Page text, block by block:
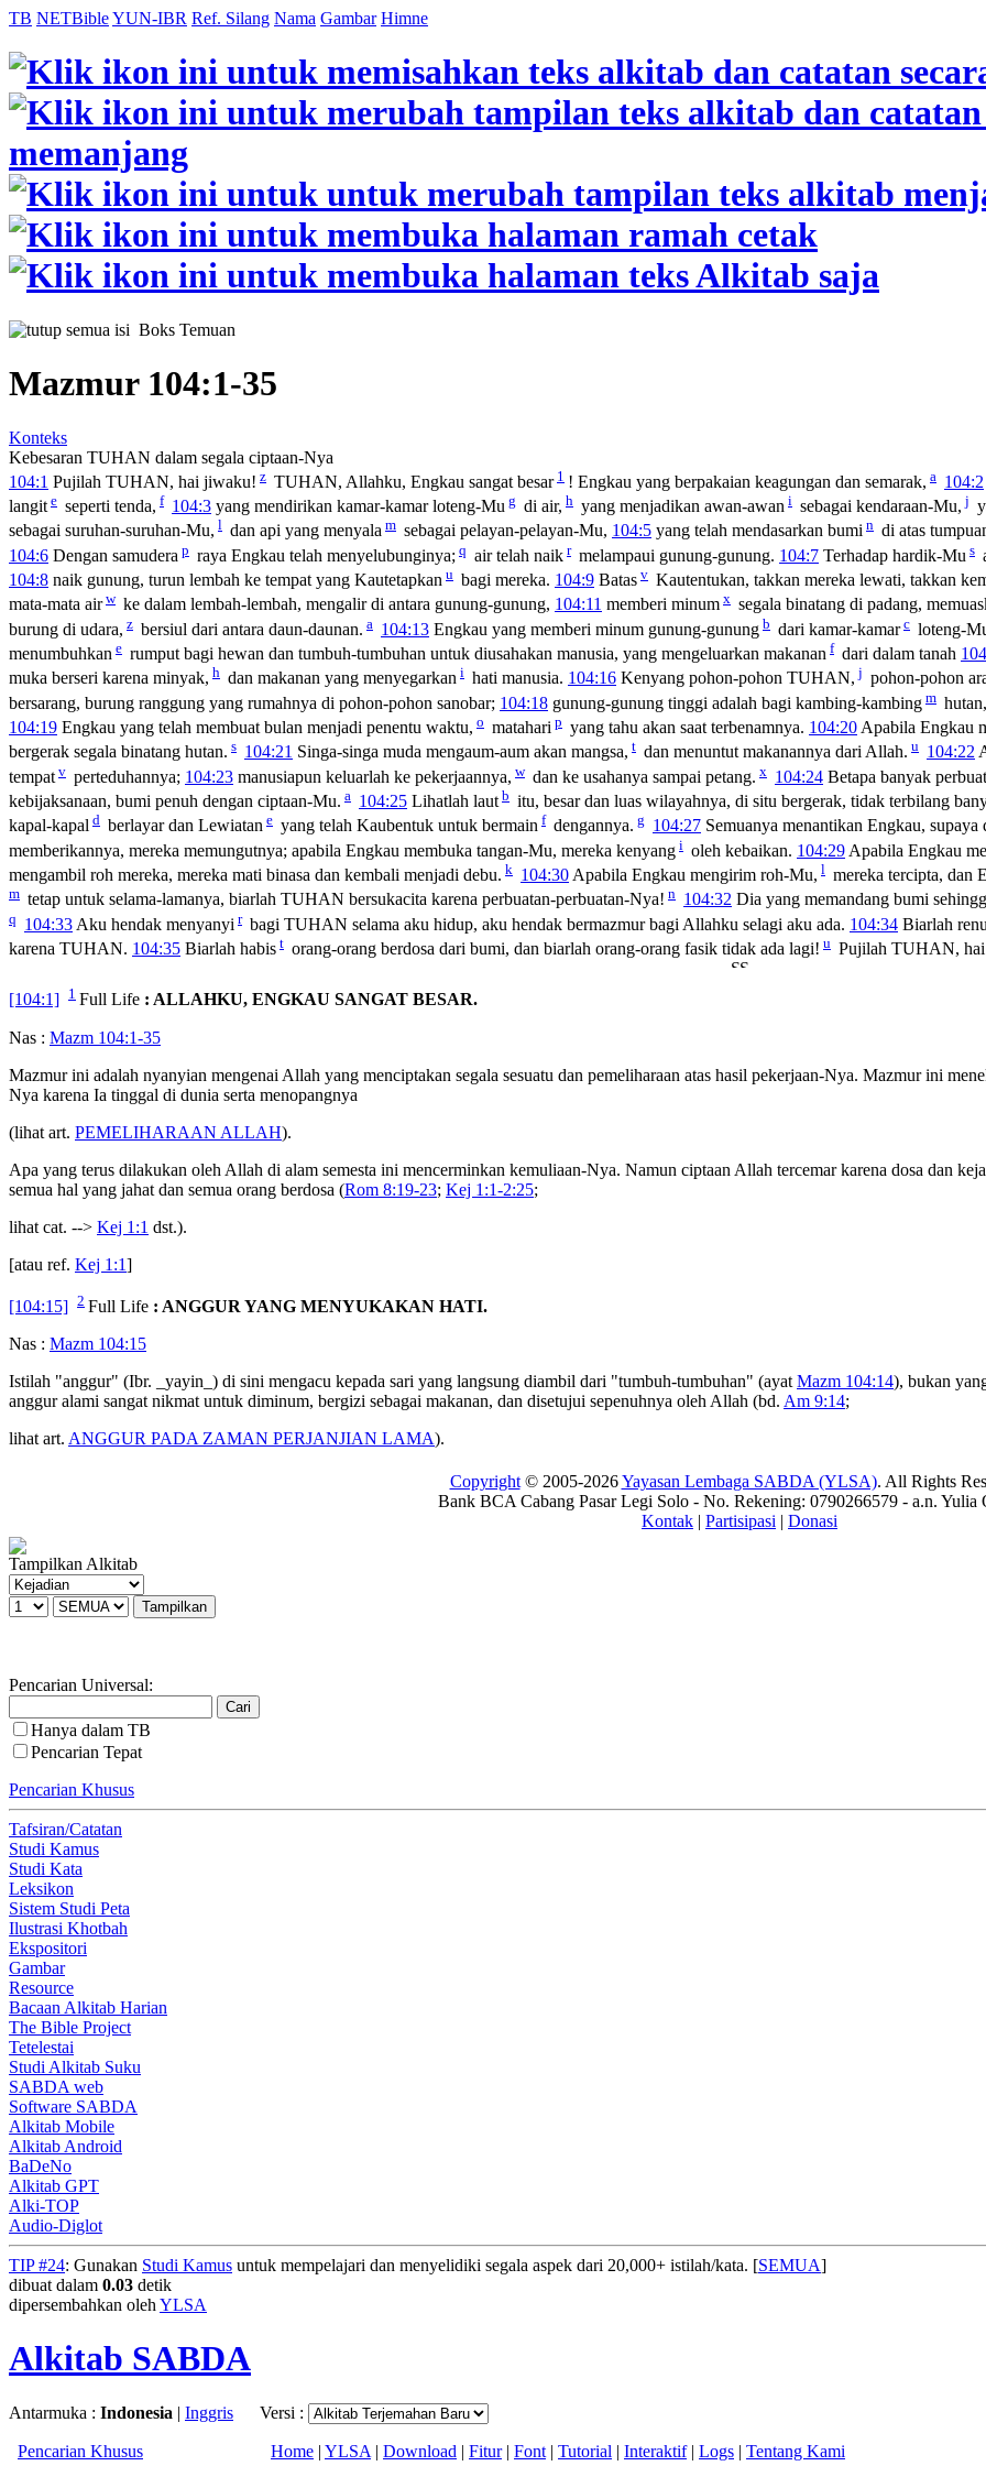
TB NETBibleYUN-IBR Ref. Silang Nama Gambar Himne
Boks Temuan
Mazmur 104:1-35
Konteks
Kebesaran TUHAN dalam segala ciptaan-Nya
104:1 Pujilah TUHAN, hai jiwaku! z TUHAN, Allahku, Engkau sangat besar 1 ! Engkau yang berpakaian keagungan dan semarak, a 104:2
langit e seperti tenda, f 104:3 yang mendirikan kamar-kamar loteng-Mu g di air, h yang menjadikan awan-awan i sebagai kendaraan-Mu, j
sebagai suruhan-suruhan-Mu, l dan api yang menyala m sebagai pelayan-pelayan-Mu, 104:5 yang telah mendasarkan bumi n di atas
104:6 Dengan samudera p raya Engkau telah menyelubunginya; q air telah naik r melampaui gunung-gunung. 104:7 Terhadap hardik-Mu s
104:8 naik gunung, turun lembah ke tempat yang Kautetapkan u bagi mereka. 104:9 Batas v Kautentukan, takkan mereka lewati, takkan
mata-mata air w ke dalam lembah-lembah, mengalir di antara gunung-gunung, 104:11 memberi minum x segala binatang di padang,
burung di udara, z bersiul dari antara daun-daunan. a 104:13 Engkau yang memberi minum gunung-gunung b dari kamar-kamar c loteng-
menumbuhkan e rumput bagi hewan dan tumbuh-tumbuhan untuk diusahakan manusia, yang mengeluarkan makanan f dari dalam tanah
muka berseri karena minyak, h dan makanan yang menyegarkan i hati manusia. 104:16 Kenyang pohon-pohon TUHAN, j pohon-pohon
bersarang, burung ranggung yang rumahnya di pohon-pohon sanobar; 104:18 gunung-gunung tinggi adalah bagi kambing-kambing m
104:19 Engkau yang telah membuat bulan menjadi penentu waktu, o matahari p yang tahu akan saat terbenamnya. 104:20 Apabila Engkau
bergerak segala binatang hutan. s 104:21 Singa-singa muda mengaum-aum akan mangsa, t dan menuntut makanannya dari Allah. u 104:22
tempat v perteduhannya; 104:23 manusiapun keluarlah ke pekerjaannya, w dan ke usahanya sampai petang. x 104:24 Betapa banyak
kebijaksanaan, bumi penuh dengan ciptaan-Mu. a 104:25 Lihatlah laut b itu, besar dan luas wilayahnya, di situ bergerak, tidak terbilang
kapal-kapal d berlayar dan Lewiatan e yang telah Kaubentuk untuk bermain f dengannya. g 104:27 Semuanya menantikan Engkau, supaya
memberikannya, mereka memungutnya; apabila Engkau membuka tangan-Mu, mereka kenyang i oleh kebaikan. 104:29 Apabila Engkau
mengambil roh mereka, mereka mati binasa dan kembali menjadi debu. k 104:30 Apabila Engkau mengirim roh-Mu, l mereka tercipta, dan
m tetap untuk selama-lamanya, biarlah TUHAN bersukacita karena perbuatan-perbuatan-Nya! n 104:32 Dia yang memandang bumi
q 104:33 Aku hendak menyanyi r bagi TUHAN selama aku hidup, aku hendak bermazmur bagi Allahku selagi aku ada. 104:34 Biarlah
karena TUHAN. 104:35 Biarlah habis t orang-orang berdosa dari bumi, dan biarlah orang-orang fasik tidak ada lagi! u Pujilah TUHAN,
[104:1] 1 Full Life : ALLAHKU, ENGKAU SANGAT BESAR.
Nas : Mazm 104:1-35
Mazmur ini adalah nyanyian mengenai Allah yang menciptakan segala sesuatu dan pemeliharaan atas hasil pekerjaan-Nya. Mazmur ini
Nya karena Ia tinggal di dunia serta menopangnya
(lihat art. PEMELIHARAAN ALLAH).
Apa yang terus dilakukan oleh Allah di alam semesta ini mencerminkan kemuliaan-Nya. Namun ciptaan Allah tercemar karena dosa dan
semua hal yang jahat dan semua orang berdosa (Rom 8:19-23; Kej 1:1-2:25;
lihat cat. --> Kej 1:1 dst.).
[atau ref. Kej 1:1]
[104:15] 2 Full Life : ANGGUR YANG MENYUKAKAN HATI.
Nas : Mazm 104:15
Istilah "anggur" (Ibr. _yayin_) di sini mengacu kepada sari yang langsung diambil dari "tumbuh-tumbuhan" (ayat Mazm 104:14), bukan
anggur alami sangat nikmat untuk diminum, bergizi sebagai makanan, dan disetujui sepenuhnya oleh Allah (bd. Am 9:14;
lihat art. ANGGUR PADA ZAMAN PERJANJIAN LAMA).
Copyright© 2005-2026Yayasan Lembaga SABDA (YLSA). All Rights
Bank BCA Cabang Pasar Legi Solo - No. Rekening: 0790266579 - a.n. Yulia
Kontak | Partisipasi | Donasi
Tampilkan Alkitab
Pencarian Universal:
Hanya dalam TB
Pencarian Tepat
Pencarian Khusus
Tafsiran/Catatan
Studi Kamus
Studi Kata
Leksikon
Sistem Studi Peta
Ilustrasi Khotbah
Ekspositori
Gambar
Resource
Bacaan Alkitab Harian
The Bible Project
Tetelestai
Studi Alkitab Suku
SABDA web
Software SABDA
Alkitab Mobile
Alkitab Android
BaDeNo
Alkitab GPT
Alki-TOP
Audio-Diglot
TIP #24: Gunakan Studi Kamus untuk mempelajari dan menyelidiki segala aspek dari 20,000+ istilah/kata. [SEMUA]
dibuat dalam 0.03 detik
dipersembahkan oleh YLSA
Alkitab SABDA
Antarmuka : Indonesia | Inggris Versi :
Pencarian Khusus Home | YLSA | Download | Fitur| Font | Tutorial | Interaktif| Logs | Tentang Kami